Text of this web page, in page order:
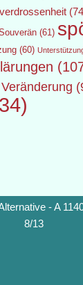
(61)
(60)
Veränderung
- A
8/13